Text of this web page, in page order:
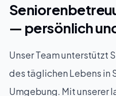
— persönlich
Unser Team unterstützt
des täglichen Lebens in
Umgebung. Mit unserer